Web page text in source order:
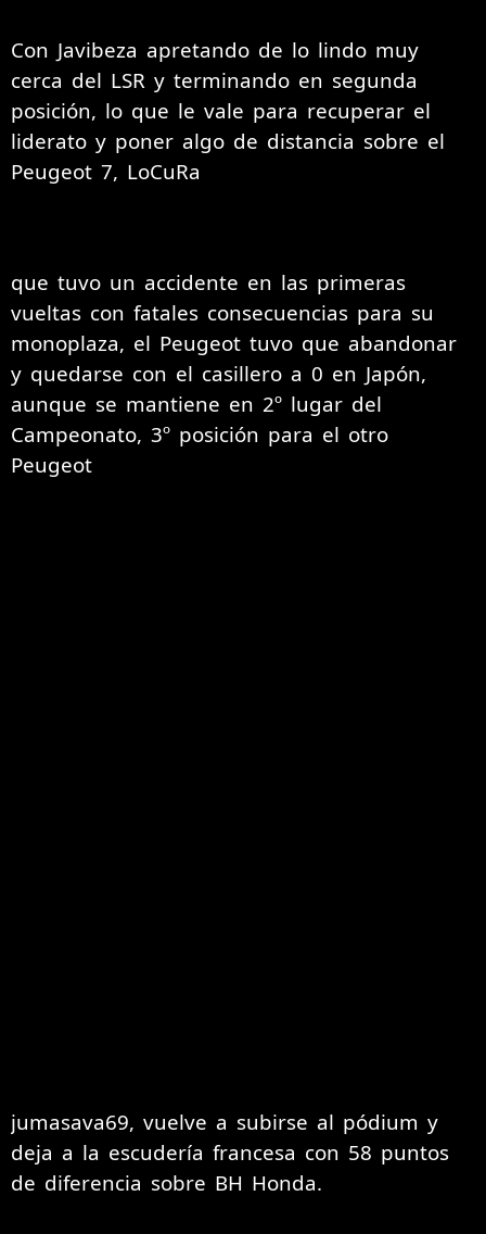
Con Javibeza apretando de lo lindo muy
cerca del LSR y terminando en segunda
posición, lo que le vale para recuperar el
liderato y poner algo de distancia sobre el
Peugeot 7, LoCuRa
que tuvo un accidente en las primeras
vueltas con fatales consecuencias para su
monoplaza, el Peugeot tuvo que abandonar
y quedarse con el casillero a 0 en Japón,
aunque se mantiene en 2º lugar del
Campeonato, 3º posición para el otro
Peugeot
jumasava69, vuelve a subirse al pódium y
deja a la escudería francesa con 58 puntos
de diferencia sobre BH Honda.